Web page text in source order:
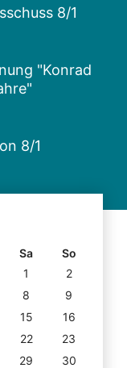
8/1
"Konrad
8/1
Sa
So
1
2
8
9
15
16
22
23
29
30